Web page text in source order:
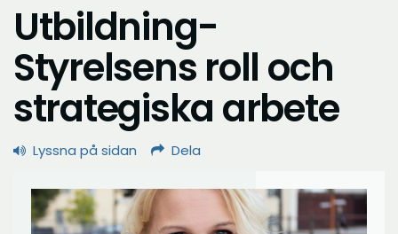
Utbildning-
Styrelsens roll och
strategiska arbete
Lyssna på sidan Dela